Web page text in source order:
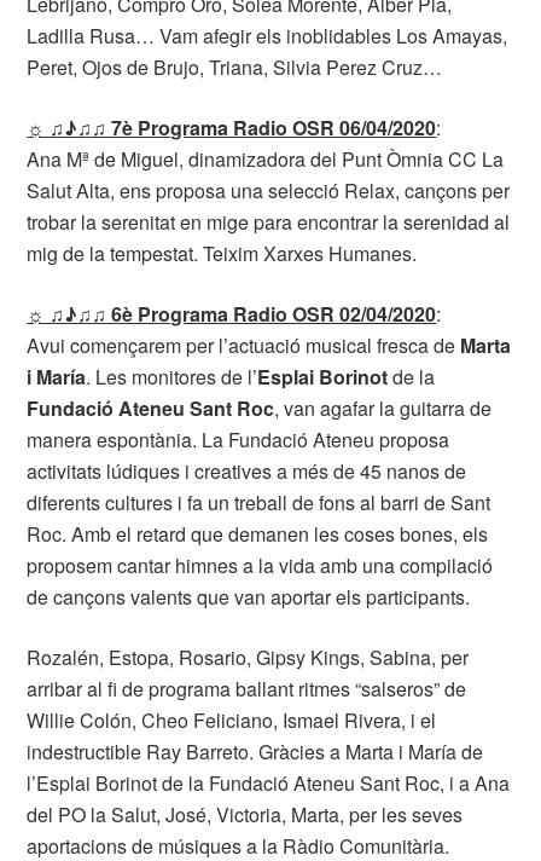
Ladilla Rusa… Vam afegir els inoblidables Los Amayas,
Peret, Ojos de Brujo, Triana, Silvia Perez Cruz…
☼ ♫♪♫♫ 7è Programa Radio OSR 06/04/2020:
Ana Mª de Miguel, dinamizadora del Punt Òmnia CC La
Salut Alta, ens proposa una selecció Relax, cançons per
trobar la serenitat en mige para encontrar la serenidad al
mig de la tempestat. Teixim Xarxes Humanes.
☼ ♫♪♫♫ 6è Programa Radio OSR 02/04/2020:
Avui començarem per l’actuació musical fresca de Marta
i María. Les monitores de l’Esplai Borinotde la
Fundació Ateneu Sant Roc, van agafar la guitarra de
manera espontània. La Fundació Ateneu proposa
activitats lúdiques i creatives a més de 45 nanos de
diferents cultures i fa un treball de fons al barri de Sant
Roc. Amb el retard que demanen les coses bones, els
proposem cantar himnes a la vida amb una compilació
de cançons valents que van aportar els participants.
Rozalén, Estopa, Rosario, Gipsy Kings, Sabina, per
arribar al fi de programa ballant ritmes “salseros” de
Willie Colón, Cheo Feliciano, Ismael Rivera, i el
indestructible Ray Barreto. Gràcies a Marta i María de
l’Esplai Borinot de la Fundació Ateneu Sant Roc, i a Ana
del PO la Salut, José, Victoria, Marta, per les seves
aportacions de músiques a la Ràdio Comunitària.